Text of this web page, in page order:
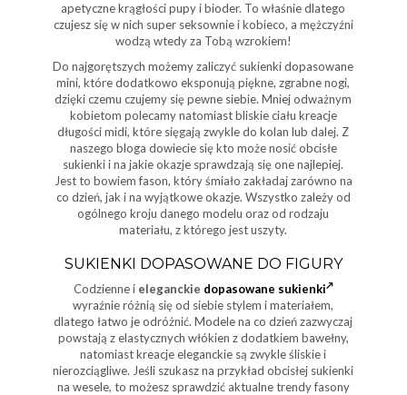
apetyczne krągłości pupy i bioder. To właśnie dlatego
czujesz się w nich super seksownie i kobieco, a mężczyźni
wodzą wtedy za Tobą wzrokiem!
Do najgorętszych możemy zaliczyć sukienki dopasowane
mini, które dodatkowo eksponują piękne, zgrabne nogi,
dzięki czemu czujemy się pewne siebie. Mniej odważnym
kobietom polecamy natomiast bliskie ciału kreacje
długości midi, które sięgają zwykle do kolan lub dalej. Z
naszego bloga dowiecie się kto może nosić obcisłe
sukienki i na jakie okazje sprawdzają się one najlepiej.
Jest to bowiem fason, który śmiało zakładaj zarówno na
co dzień, jak i na wyjątkowe okazje. Wszystko zależy od
ogólnego kroju danego modelu oraz od rodzaju
materiału, z którego jest uszyty.
SUKIENKI DOPASOWANE DO FIGURY
Codzienne i eleganckie dopasowane sukienki
wyraźnie różnią się od siebie stylem i materiałem,
dlatego łatwo je odróżnić. Modele na co dzień zazwyczaj
powstają z elastycznych włókien z dodatkiem bawełny,
natomiast kreacje eleganckie są zwykle śliskie i
nierozciągliwe. Jeśli szukasz na przykład obcisłej sukienki
na wesele, to możesz sprawdzić aktualne trendy fasony